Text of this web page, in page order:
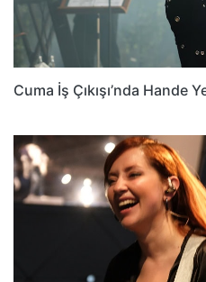
Cuma İş Çıkışı’nda Hande